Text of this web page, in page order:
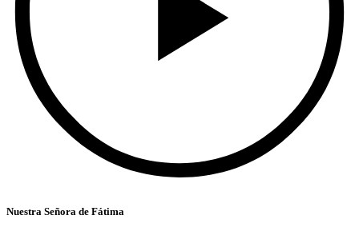
Nuestra Señora de Fátima